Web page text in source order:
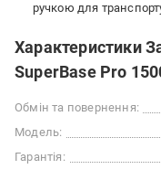
ручкою для
Характеристики
SuperBase Pro
Обмін та повернення:
Модель:
Гарантія: